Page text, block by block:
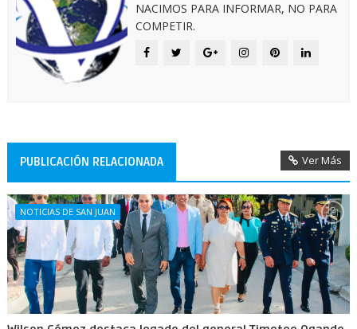
NACIMOS PARA INFORMAR, NO PARA
COMPETIR.
PUBLICACIÓN RELACIONADA Ver Más
NOTICIAS DE SAN JUAN